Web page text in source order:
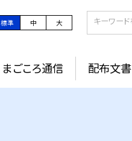
標準 中 大
まごころ通信 配布文書